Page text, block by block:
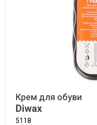
Крем для обуви
Diwax
5118